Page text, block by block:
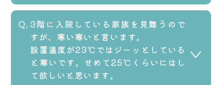
い。
2019.01.15
ご意見ありがとうございます。
院内の売店は外部委託になりますの
で、利用者様からの要望をお伝えし、
検討を要請いたします。
3階に入院している家族を見舞うので
すが、寒い寒いと言います。
設置温度が23℃ではジーッとしている
と寒いです。せめて25℃くらいにはし
て欲しいと思います。